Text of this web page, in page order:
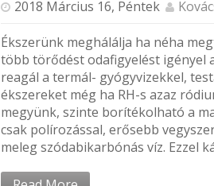
2018 Március 16, Péntek
Ékszerünk meghálálja ha néha
több törődést odafigyelést igényel
reagál a termál- gyógyvizekkel,
ékszereket még ha RH-s azaz
megyünk, szinte borítékolható a
csak polírozással, erősebb
meleg szódabikarbónás víz. Ezzel